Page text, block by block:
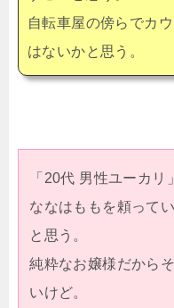
自転車屋の傍らでカ
はないかと思う。
「20代 男性ユーカリ」
ななはももを頼って
と思う。
純粋なお嬢様だから
いけど。